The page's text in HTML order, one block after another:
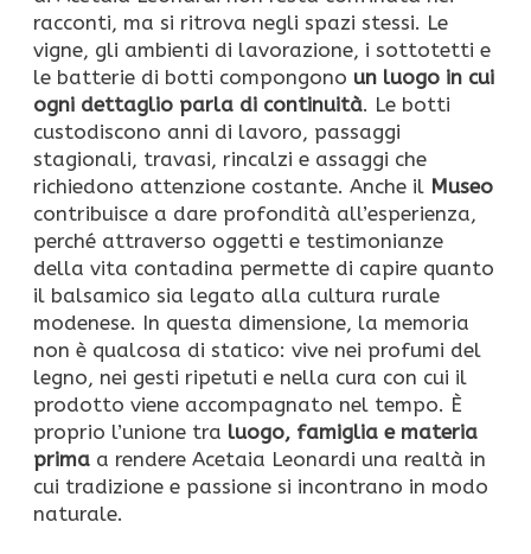
racconti, ma si ritrova negli spazi stessi. Le
vigne, gli ambienti di lavorazione, i sottotetti e
le batterie di botti compongono un luogo in cui
ogni dettaglio parla di continuità. Le botti
custodiscono anni di lavoro, passaggi
stagionali, travasi, rincalzi e assaggi che
richiedono attenzione costante. Anche il Museo
contribuisce a dare profondità all’esperienza,
perché attraverso oggetti e testimonianze
della vita contadina permette di capire quanto
il balsamico sia legato alla cultura rurale
modenese. In questa dimensione, la memoria
non è qualcosa di statico: vive nei profumi del
legno, nei gesti ripetuti e nella cura con cui il
prodotto viene accompagnato nel tempo. È
proprio l’unione tra luogo, famiglia e materia
prima a rendere Acetaia Leonardi una realtà in
cui tradizione e passione si incontrano in modo
naturale.